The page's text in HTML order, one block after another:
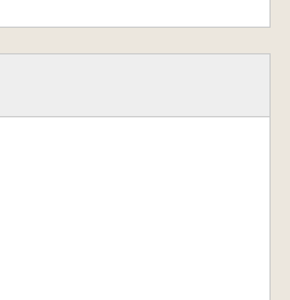
舞楽図に描かれた図様
師の多様化
礼における舞楽図の位
財研究所所蔵売立目録
屛風」(桃翁筆本)曲目